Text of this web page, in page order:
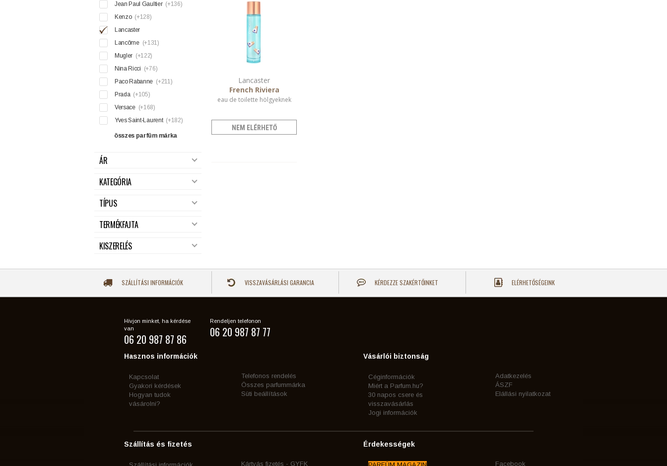
Jean Paul Gaultier (+136)
Kenzo (+128)
Lancaster
Lancôme (+131)
Mugler (+122)
Nina Ricci (+76)
Paco Rabanne (+211)
Prada (+105)
Versace (+168)
Yves Saint-Laurent (+182)
összes parfüm márka
ÁR
KATEGÓRIA
TÍPUS
TERMÉKFAJTA
KISZERELÉS
Lancaster
French Riviera
eau de toilette hölgyeknek
NEM ELÉRHETŐ
SZÁLLÍTÁSI INFORMÁCIÓK VISSZAVÁSÁRLÁSI GARANCIA KÉRDEZZE SZAKÉRTŐINKET ELÉRHETŐSÉGEINK
Hívjon minket, ha kérdése
van
06 20 987 87 86
Rendeljen telefonon
06 20 987 87 77
Hasznos információk
Kapcsolat
Gyakori kérdések
Hogyan tudok
vásárolni?
Telefonos rendelés
Összes parfummárka
Süti beállítások
Vásárlói biztonság
Céginformációk
Miért a Parfum.hu?
30 napos csere és
visszavásárlás
Jogi információk
Adatkezelés
ÁSZF
Elállási nyilatkozat
Szállítás és fizetés
Szállítási információk Kártyás fizetés - GYFK
Érdekességek
PARFÜM MAGAZIN Facebook